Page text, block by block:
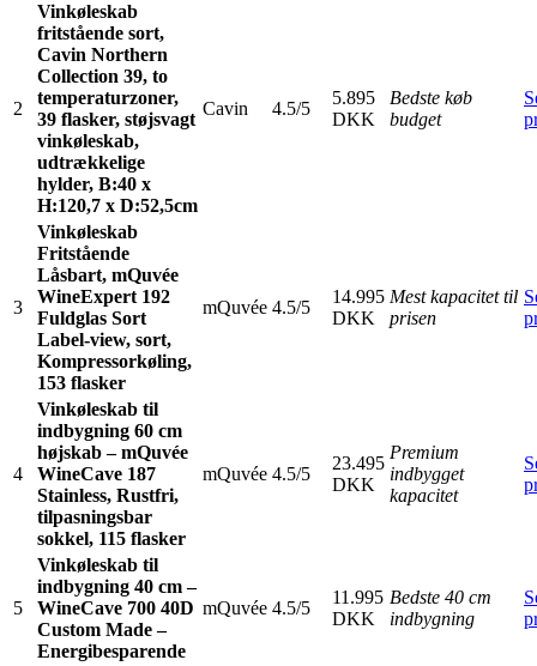
2
Vinkøleskab
fritstående sort,
Cavin Northern
Collection 39, to
temperaturzoner,
39 flasker, støjsvagt
vinkøleskab,
udtrækkelige
hylder, B:40 x
H:120,7 x D:52,5cm
Cavin 4.5/5
5.895
DKK
Bedste køb
budget
3
Vinkøleskab
Fritstående
Låsbart, mQuvée
WineExpert 192
Fuldglas Sort
Label-view, sort,
Kompressorkøling,
153 flasker
mQuvée 4.5/5
14.995
DKK
Mest kapacitet til
prisen
4
Vinkøleskab til
indbygning 60 cm
højskab – mQuvée
WineCave 187
Stainless, Rustfri,
tilpasningsbar
sokkel, 115 flasker
mQuvée 4.5/5
23.495
DKK
Premium
indbygget
kapacitet
5
Vinkøleskab til
indbygning 40 cm –
WineCave 700 40D
Custom Made –
Energibesparende
mQuvée 4.5/5
11.995
DKK
Bedste 40 cm
indbygning